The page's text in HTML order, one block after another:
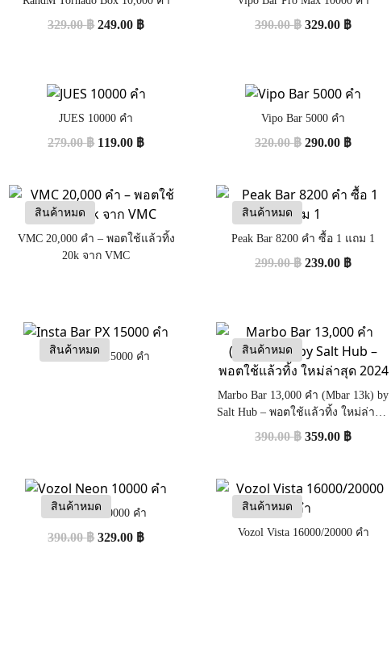
329.00฿ 249.00 ฿ 390.00฿ 329.00 ฿
JUES 10000 คำ
279.00฿ 119.00 ฿
Vipo Bar 5000 คำ
320.00฿ 290.00 ฿
สินค้าหมด
VMC 20,000 คำ – พอตใช้แล้วทิ้ง
20k จาก VMC
สินค้าหมด
Peak Bar 8200 คำ ซื้อ 1 แถม 1
299.00฿ 239.00 ฿
สินค้าหมด
Insta Bar PX 15000 คำ
สินค้าหมด
Marbo Bar 13,000 คำ (Mbar 13k) by
Salt Hub – พอตใช้แล้วทิ้ง ใหม่ล่าสุด
2024
390.00฿ 359.00 ฿
สินค้าหมด
Vozol Neon 10000 คำ
390.00฿ 329.00 ฿
สินค้าหมด
Vozol Vista 16000/20000 คำ